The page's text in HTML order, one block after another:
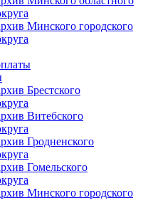
Минского городского
Брестского
Витебского
Гродненского
Гомельского
Минского городского